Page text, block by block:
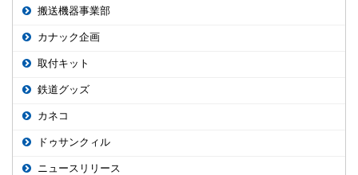
搬送機器事業部
カナック企画
取付キット
鉄道グッズ
カネコ
ドゥサンクィル
ニュースリリース